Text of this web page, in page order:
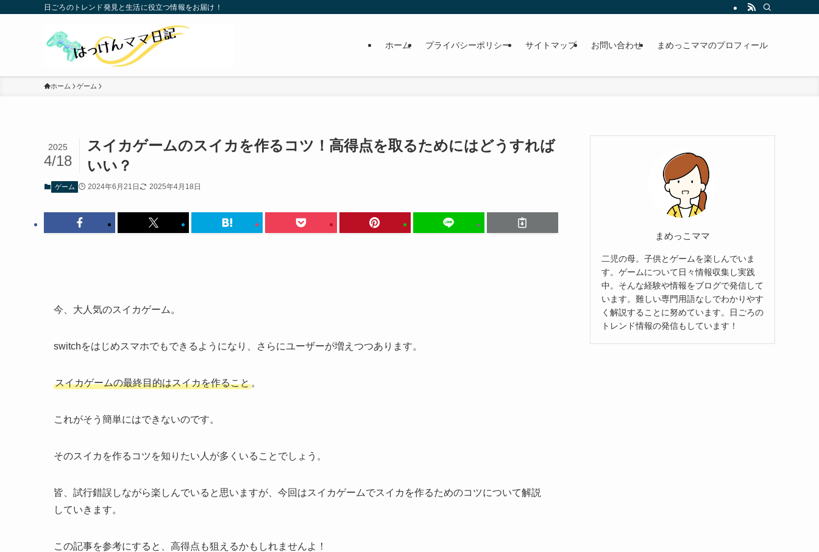
日ごろのトレンド発見と生活に役立つ情報をお届け！
ホーム プライバシーポリシー サイトマップ お問い合わせ まめっこママのプロフィール
ホーム ゲーム
スイカゲームのスイカを作るコツ！高得点を取るためにはどうすれば
いい？
2025
4/18
ゲーム 2024年6月21日 2025年4月18日
今、大人気のスイカゲーム。
switchをはじめスマホでもできるようになり、さらにユーザーが増えつつあります。
スイカゲームの最終目的はスイカを作ること 。
これがそう簡単にはできないのです。
そのスイカを作るコツを知りたい人が多くいることでしょう。
皆、試行錯誤しながら楽しんでいると思いますが、今回はスイカゲームでスイカを作るためのコツについて解説
していきます。
この記事を参考にすると、高得点も狙えるかもしれませんよ！
まめっこママ
二児の母。子供とゲームを楽しんでいま
す。ゲームについて日々情報収集し実践
中。そんな経験や情報をブログで発信して
います。難しい専門用語なしでわかりやす
く解説することに努めています。日ごろの
トレンド情報の発信もしています！